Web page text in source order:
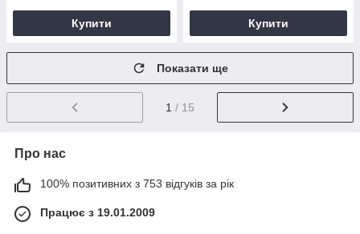
Купити Купити
Показати ще
1 / 15
Про нас
100% позитивних з 753 відгуків за рік
Працює з 19.01.2009